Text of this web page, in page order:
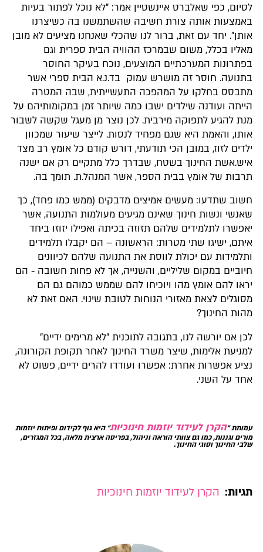
לסיום, כפי שאלברט איינשטיין אמר: "לא נוכל לפתור בעיות
באמצעות אותה צורת חשיבה שהשתמשנו בה כשיצרנו
אותן". יחד עם זאת, ברור לנו שהכלי שאנחנו מציעים לא מובן
מאליו בכלל, משום שבמרכז ההוויה הבית ספרית וגם
בפתרונות המערכתיים המוצעים, נוכח בעיקר החוסר
בתנועה. חוסר זה מושרש עמוק בד.נ.א הבית ספרי אשר
מתבסס בחלקו על המהפכה התעשייתית, שבה המטרה
הייתה ועודנה שילדים ישבו כמה שיותר זמן במקומותיהם על
מנת להגיע לתפוקה מירבית. לכן נוצר מן מעגל שקשה לשבור
אותו, והאמת היא שגם מפחיד לנסות. לייצר שיעור שמכוון
ילדים לזוז, במובן הכי תודעתי, דורש קודם כל אומץ רב מצד
איש.אשת החינוך בשטח, שבדרך כלל מתקיים רק אם ישנה
תרבות של אומץ בבית הספר, אשר המנהל.ת. תומך בה.
חשוב שתדעו: מעשים אמיצים מדבקים (ממש כמו פחד), כך
שאנשי ונשות חינוך שאינם מגיעים מעולמות התנועה, אשר
יאפשרו לתלמידים שלהם תזוזה בכיתה ואפילו יזוזו ביחד
איתם, ישיגו שתי מטרות: הראשונה – הם יקבלו תלמידים
ותלמידות עם יכולת לווסת את התנועה שלהם לכיוונים
חיוביים במקום שליליים, והשנייה, אך לא פחות חשובה - הם
יראו להם אומץ מהו ויוכיחו להם שממש כמוהם גם הם
מסוגלים לצאת מאזורי הנוחות לטובת שינוי. האם זאת לא
מהות החינוך?
לכן אם יורשה לנו, בתגובה לתוכנית "לא מרימים ידיים"
למניעת אלימות, שיצר משרד החינוך לאחר תקופת הקורונה,
נציע אפשרות אחרת: אפשרו ועודדו להרים ידיים, פשוט לא
אחד על השני.
עמותת "הקרן לעידוד יוזמות חינוכיות" היא גוף לקידום ופיתוח יוזמות
מורים וגננות, כמו גם צוותי הוראה וניהול, בפריסה ארצית מלאה, בכל המגזרים,
שלבי החינוך וסוגי החינוך.
תגיות: הקרן לעידוד יוזמות חינוכיות